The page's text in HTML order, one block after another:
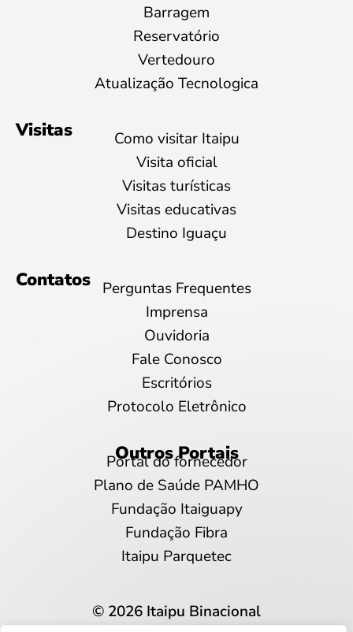
Barragem
Reservatório
Vertedouro
Atualização Tecnologica
Visitas
Como visitar Itaipu
Visita oficial
Visitas turísticas
Visitas educativas
Destino Iguaçu
Contatos
Perguntas Frequentes
Imprensa
Ouvidoria
Fale Conosco
Escritórios
Protocolo Eletrônico
Outros Portais
Portal do fornecedor
Plano de Saúde PAMHO
Fundação Itaiguapy
Fundação Fibra
Itaipu Parquetec
© 2026 Itaipu Binacional